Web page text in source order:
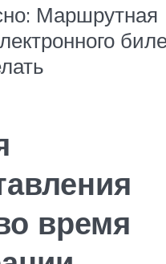
Маршрутная
время